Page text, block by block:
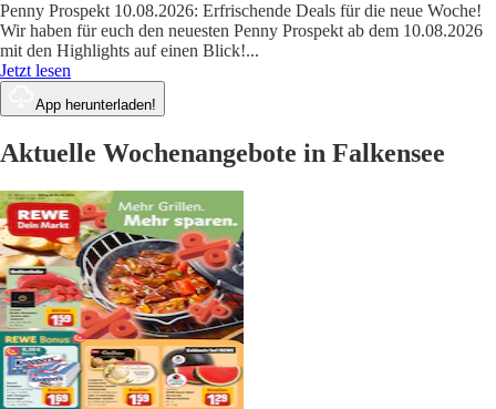
Penny Prospekt 10.08.2026: Erfrischende Deals für die neue Woche!
Wir haben für euch den neuesten Penny Prospekt ab dem 10.08.2026
mit den Highlights auf einen Blick!...
Jetzt lesen
App herunterladen!
Aktuelle Wochenangebote in Falkensee